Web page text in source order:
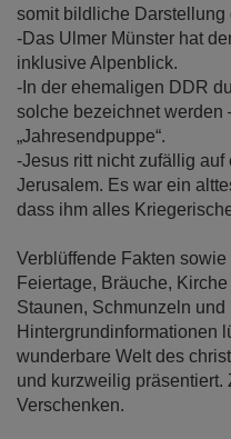
somit bildliche Darstellung
-Das Ulmer Münster hat
inklusive Alpenblick.
-In der ehemaligen DDR
solche bezeichnet werden
„Jahresendpuppe“.
-Jesus ritt nicht zufällig
Jerusalem. Es war ein
dass ihm alles
Verblüffende Fakten
Feiertage, Bräuche,
Staunen, Schmunzeln
Hintergrundinformationen
wunderbare Welt des
und kurzweilig präsentiert.
Verschenken.